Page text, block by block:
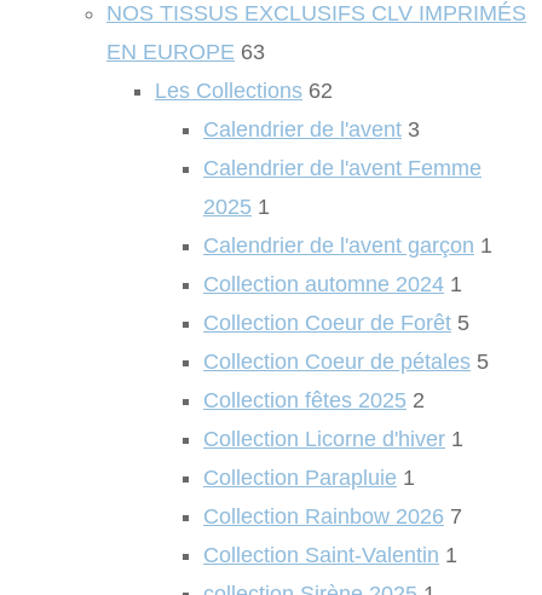
NOS TISSUS EXCLUSIFS CLV IMPRIMÉS
EN EUROPE 63
Les Collections 62
Calendrier de l'avent 3
Calendrier de l'avent Femme
2025 1
Calendrier de l'avent garçon 1
Collection automne 2024 1
Collection Coeur de Forêt 5
Collection Coeur de pétales 5
Collection fêtes 2025 2
Collection Licorne d'hiver 1
Collection Parapluie 1
Collection Rainbow 2026 7
Collection Saint-Valentin 1